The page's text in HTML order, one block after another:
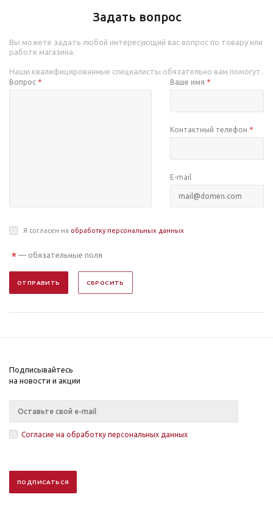
Задать вопрос
Вы можете задать любой интересующий вас вопрос по товару или
работе магазина.
Наши квалифицированные специалисты обязательно вам помогут.
Вопрос * Ваше имя *
Контактный телефон *
E-mail
Я согласен на обработку персональных данных
* — обязательные поля
ОТПРАВИТЬ СБРОСИТЬ
Подписывайтесь
на новости и акции
Согласие на обработку персональных данных